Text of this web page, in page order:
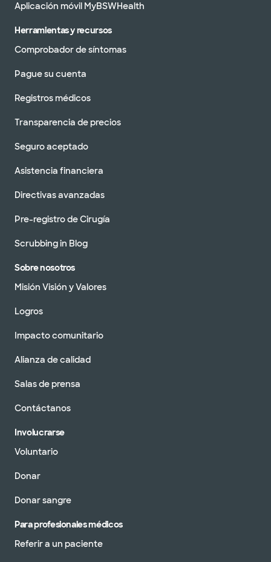
Aplicación móvil MyBSWHealth
Herramientas y recursos
Comprobador de síntomas
Pague su cuenta
Registros médicos
Transparencia de precios
Seguro aceptado
Asistencia financiera
Directivas avanzadas
Pre-registro de Cirugía
Scrubbing in Blog
Sobre nosotros
Misión Visión y Valores
Logros
Impacto comunitario
Alianza de calidad
Salas de prensa
Contáctanos
Involucrarse
Voluntario
Donar
Donar sangre
Para profesionales médicos
Referir a un paciente